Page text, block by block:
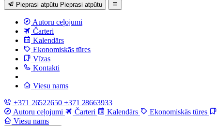
Pieprasi atpūtu Pieprasi atpūtu
Autoru ceļojumi
Čarteri
Kalendārs
Ekonomiskās tūres
Vīzas
Kontakti
Viesu nams
+371 26522650 +371 28663933
Autoru ceļojumi
Čarteri Kalendārs Ekonomiskās tūres
Viesu nams